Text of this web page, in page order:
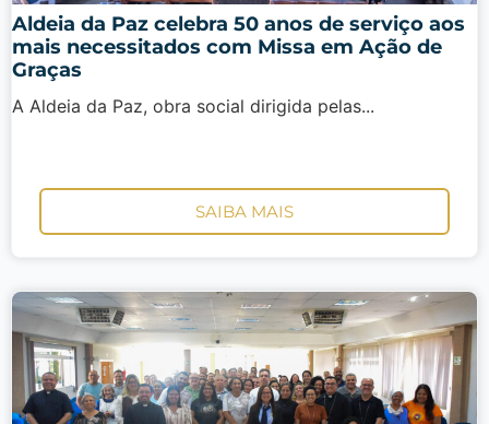
Aldeia da Paz celebra 50 anos de serviço aos
mais necessitados com Missa em Ação de
Graças
A Aldeia da Paz, obra social dirigida pelas...
SAIBA MAIS